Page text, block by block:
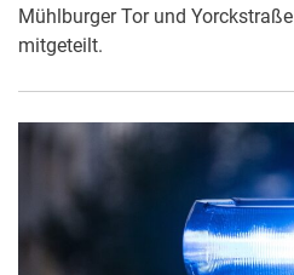
Mühlburger Tor und
mitgeteilt.